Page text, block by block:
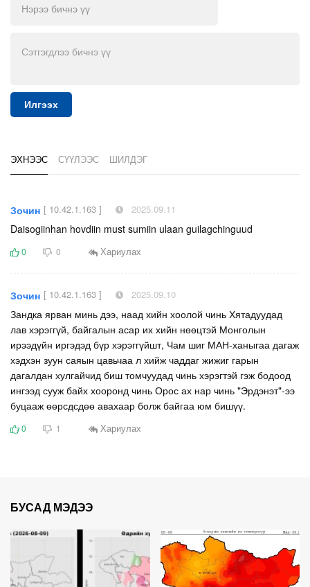
Илгээх
ЭХНЭЭС СҮҮЛЭЭС ШИЛДЭГ
Зочин [ 10.42.1.163 ] 2025.09.11
Daisogiinhan hovdiin must sumiin ulaan guilagchinguud
0 0 Хариулах
Зочин [ 10.42.1.163 ] 2025.09.10
Зандка ярван минь дээ, наад хийн хоолой чинь Хятадуудад
лав хэрэггүй, байгалын асар их хийн нөөцтэй Монголын
ирээдүйн иргэдэд бүр хэрэггүйшт, Чам шиг МАН-ханыгаа дагаж
хэдхэн зуун саяын цавьчаа л хийж чаддаг жижиг гарын
дагалдан хулгайчид биш томчуудад чинь хэрэгтэй гэж бодоод
ингээд сууж байх хооронд чинь Орос ах нар чинь "Эрдэнэт"-ээ
буцааж өөрсдсдөө авахаар болж байгаа юм бишүү.
0 1 Хариулах
БУСАД МЭДЭЭ